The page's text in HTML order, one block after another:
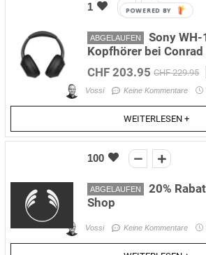
1
ABGELAUFEN
Sony
Kopfhörer bei Conrad
CHF 203.95 CHF 229.95
Vossi Keine Kommentare
WEITERLESEN +
100
ABGELAUFEN
20%
Shop
Vossi Keine Kommentare
POWERED BY